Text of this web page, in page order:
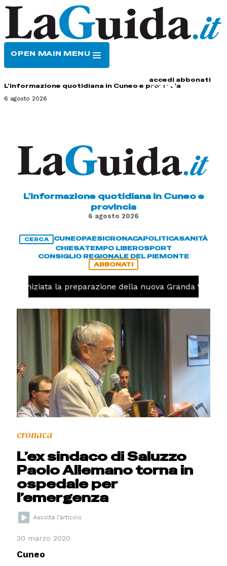
OPEN MAIN MENU
accedi abbonati
L'informazione quotidiana in Cuneo e provincia
6 agosto 2026
L'informazione quotidiana in Cuneo e
provincia
6 agosto 2026
CERCA CUNEOPAESICRONACAPOLITICASANITÀ
CHIESATEMPO LIBEROSPORT
CONSIGLIO REGIONALE DEL PIEMONTE
ABBONATI
iniziata la preparazione della nuova Granda Volley
cronaca
L’ex sindaco di Saluzzo
Paolo Allemano torna in
ospedale per
l’emergenza
30 marzo 2020
Cuneo